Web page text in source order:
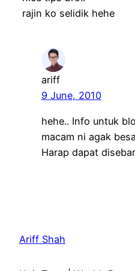
rajin ko selidik hehe
ariff
9 June, 2010
hehe.. Info untuk
macam ni agak
Harap dapat
Ariff Shah